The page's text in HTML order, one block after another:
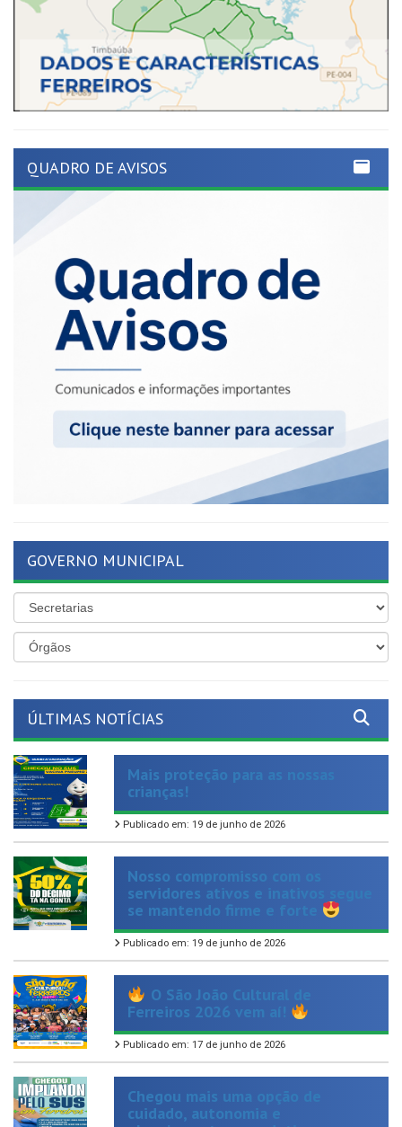
Mais proteção para as nossas
crianças!
Publicado em: 19 de junho de 2026
Nosso compromisso com os
servidores ativos e inativos segue
se mantendo firme e forte
Publicado em: 19 de junho de 2026
O São João Cultural de
Ferreiros 2026 vem aí!
Publicado em: 17 de junho de 2026
Chegou mais uma opção de
cuidado, autonomia e
planejamento reprodutivo para as
mulheres de Ferreiros.